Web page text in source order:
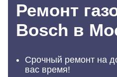
Ремонт
Bosch в
Срочный ремонт на
вас время!